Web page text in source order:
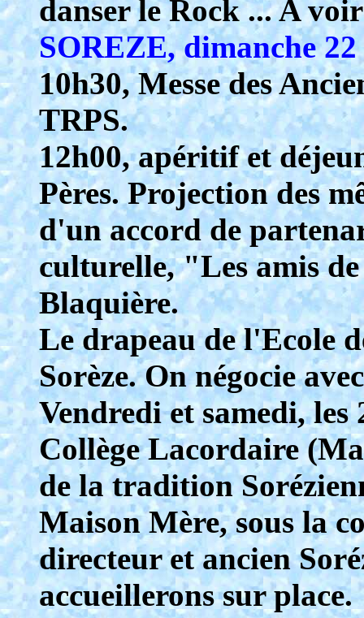
danser le Rock ... A
SOREZE, dimanche
10h30, Messe des
TRPS.
12h00, apéritif et
Pères. Projection des
d'un accord de
culturelle, "Les amis
Blaquière.
Le drapeau de l'Ecole
Sorèze. On négocie
Vendredi et samedi, les
Collège Lacordaire
de la tradition
Maison Mère, sous la
directeur et ancien
accueillerons sur place.